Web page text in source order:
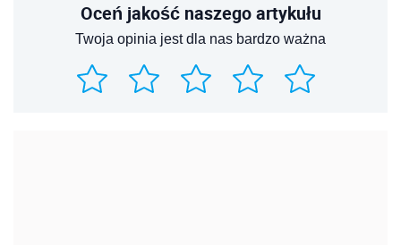
Oceń jakość naszego artykułu
Twoja opinia jest dla nas bardzo ważna